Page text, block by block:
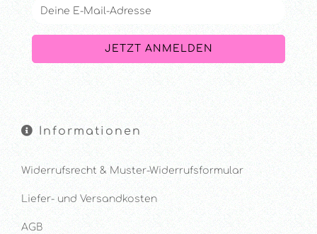
Informationen
Widerrufsrecht & Muster-Widerrufsformular
Liefer- und Versandkosten
AGB